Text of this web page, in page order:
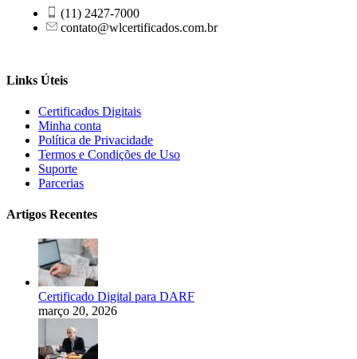
(11) 2427-7000
contato@wlcertificados.com.br
Links Úteis
Certificados Digitais
Minha conta
Política de Privacidade
Termos e Condições de Uso
Suporte
Parcerias
Artigos Recentes
Certificado Digital para DARF
março 20, 2026